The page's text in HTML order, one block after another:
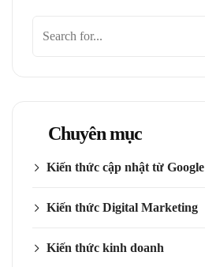
Chuyên mục
Kiến thức cập nhật từ Google
Kiến thức Digital Marketing
Kiến thức kinh doanh